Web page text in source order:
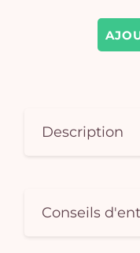
Description
Conseils